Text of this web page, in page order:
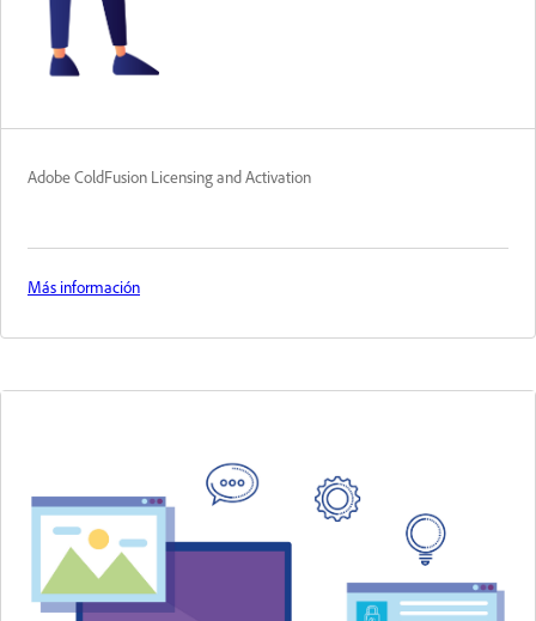
Adobe ColdFusion Licensing and Activation
Más información